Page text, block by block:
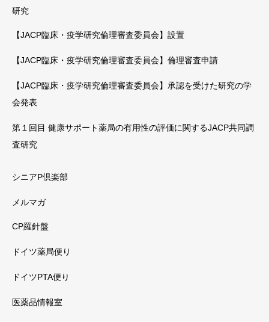
研究
【JACP臨床・疫学研究倫理審査委員会】設置
【JACP臨床・疫学研究倫理審査委員会】倫理審査申請
【JACP臨床・疫学研究倫理審査委員会】承認を受けた研究の学
会発表
第１回目 健康サポート薬局の有用性の評価に関するJACP共同調
査研究
シニアP倶楽部
メルマガ
CP羅針盤
ドイツ薬局便り
ドイツPTA便り
医薬品情報室